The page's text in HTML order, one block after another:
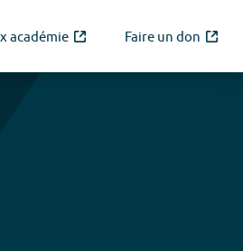
académie Faire un don